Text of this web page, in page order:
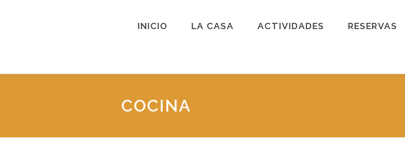
INICIO LA CASA ACTIVIDADES RESERVAS
COCINA